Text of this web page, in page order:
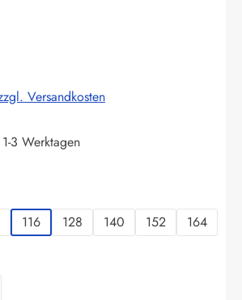
Versandkosten
3 Werktagen
auswählen
116 128 140 152
164
Gib den gewünschten